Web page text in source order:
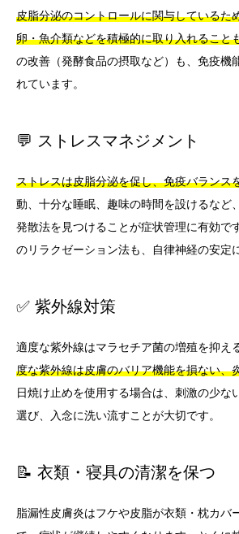
皮脂分泌のコントロールに関与しているた
卵・魚介類などを積極的に取り入れること
の改善（発酵食品の摂取など）も、免疫機
れています。
💬 ストレスマネジメント
ストレスは皮脂分泌を促し、免疫バランス
動、十分な睡眠、趣味の時間を設けるなど
発散法を見つけることが症状管理に有効で
のリラクゼーション法も、自律神経の安定
✅ 紫外線対策
適度な紫外線はマラセチア菌の増殖を抑え
度な紫外線は皮膚のバリア機能を損ない、
日焼け止めを使用する場合は、刺激の少な
選び、入念に洗い流すことが大切です。
📝 衣類・寝具の清潔を保つ
脂漏性皮膚炎はフケや皮脂が衣類・枕カバ